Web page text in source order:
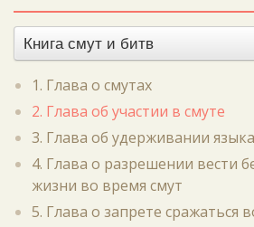
Книга смут и битв
1. Глава о смутах
2. Глава об участии в смуте
3. Глава об удерживании языка
4. Глава о разрешении вести
жизни во время смут
5. Глава о запрете сражаться